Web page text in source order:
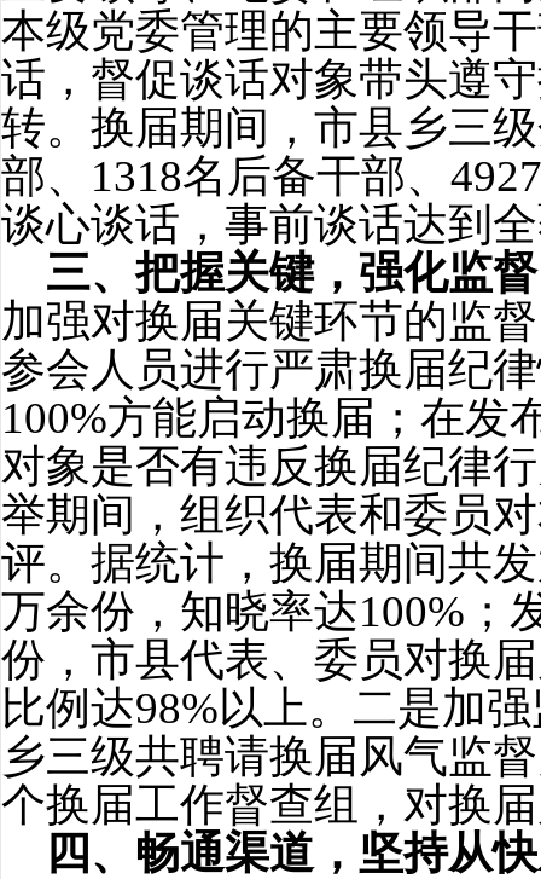
本级党委管理的主要领导
话，督促谈话对象带头遵
转。换届期间，市县乡三
部、 1318名后备干部、 4927
谈心谈话，事前谈话达到
三、把握关键，强化监
加强对换届关键环节的监
参会人员进行严肃换届纪
100%方能启动换届；在发
对象是否有违反换届纪律
举期间，组织代表和委员
评。据统计，换届期间共
万余份，知晓率达100% ；
份，市县代表、委员对换
比例达98%以 上。二是加
乡三级共聘请换届风气监
个换届工作督查组，对换
四、畅通渠道，坚持从